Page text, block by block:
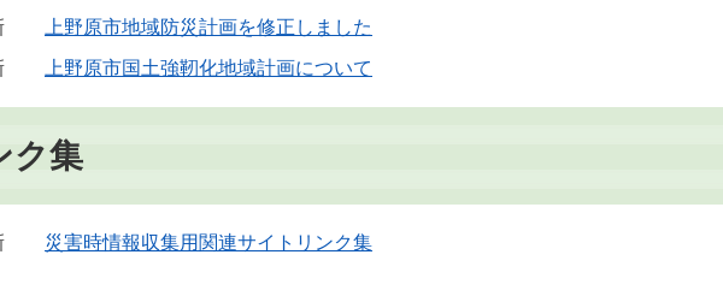
上野原市地域防災計画を修正しました
上野原市国土強靭化地域計画について
ク集
災害時情報収集用関連サイトリンク集